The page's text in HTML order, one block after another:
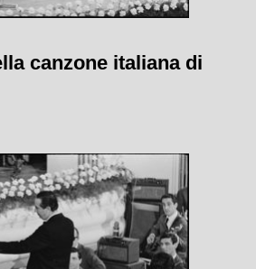
canzone italiana di